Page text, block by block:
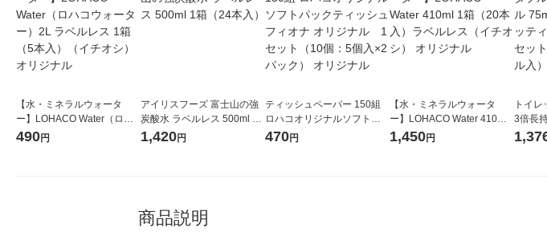
【水・ミネラルウォータ
ー】LOHACO Water（ロハ
コウォーター）2L ラベルレ
490円
アイリスフーズ 富士山の強
炭酸水 ラベルレス 500ml 1
箱（24本入）
1,420円
ティッシュペーパー 150組
ロハコオリジナルソフトパ
ックティッシュ フィオナ オ
470円
【水・ミネラルウォータ
ー】LOHACO Water 410ml
1箱（20本入）ラベルレス
1,450円
トイ
3倍長持ち
紙配合
商品説明